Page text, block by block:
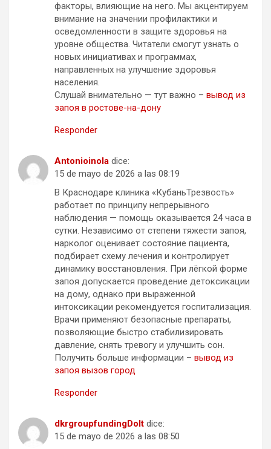
факторы, влияющие на него. Мы акцентируем
внимание на значении профилактики и
осведомленности в защите здоровья на
уровне общества. Читатели смогут узнать о
новых инициативах и программах,
направленных на улучшение здоровья
населения.
Слушай внимательно — тут важно – вывод из
запоя в ростове-на-дону
Responder
Antonioinola dice:
15 de mayo de 2026 a las 08:19
В Краснодаре клиника «КубаньТрезвость»
работает по принципу непрерывного
наблюдения — помощь оказывается 24 часа в
сутки. Независимо от степени тяжести запоя,
нарколог оценивает состояние пациента,
подбирает схему лечения и контролирует
динамику восстановления. При лёгкой форме
запоя допускается проведение детоксикации
на дому, однако при выраженной
интоксикации рекомендуется госпитализация.
Врачи применяют безопасные препараты,
позволяющие быстро стабилизировать
давление, снять тревогу и улучшить сон.
Получить больше информации – вывод из
запоя вызов город
Responder
dkrgroupfundingDoIt dice:
15 de mayo de 2026 a las 08:50